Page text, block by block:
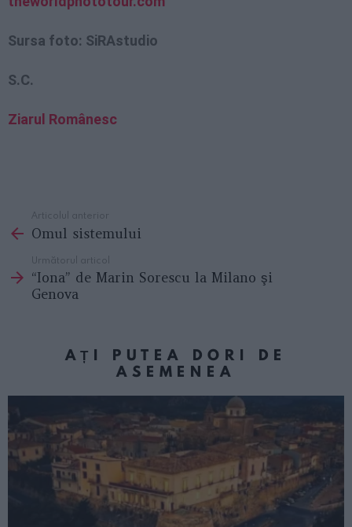
Sursa foto: SiRAstudio
S.C.
Ziarul Românesc
more
Articolul anterior
Omul sistemului
Următorul articol
“Iona” de Marin Sorescu la Milano şi
Genova
AȚI PUTEA DORI DE
ASEMENEA